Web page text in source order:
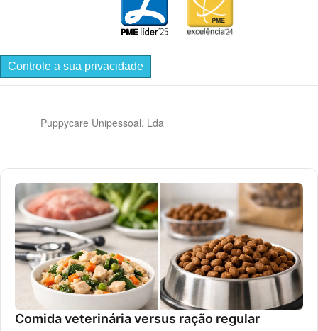
Controle a sua privacidade
Puppycare Unipessoal, Lda
Comida veterinária versus ração regular